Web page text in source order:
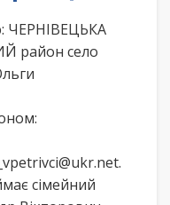
ЧЕРНІВЕЦЬКА
район село
сімейний